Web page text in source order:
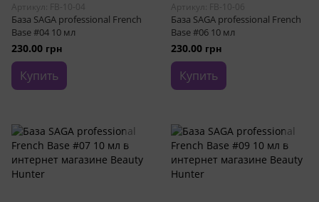
Артикул: FB-10-04
База SAGA professional French
Base #04 10 мл
230.00 грн
Купить
Артикул: FB-10-06
База SAGA professional French
Base #06 10 мл
230.00 грн
Купить